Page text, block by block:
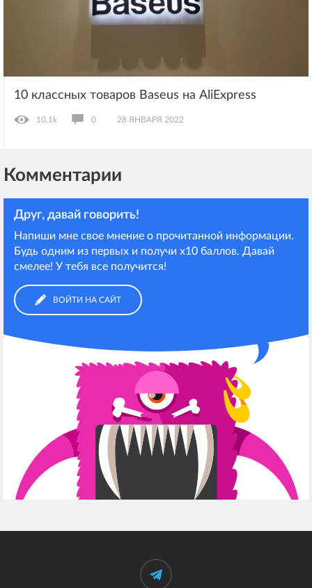
10 классных товаров Baseus на AliExpress
10.1k 0 28 ЯНВАРЯ 2022
Комментарии
Друг, давай говорить!
Напиши мне свое мнение о прочитанной информации.
Будь одним из первых и получи х10 баллов. Давай
смелее! У тебя все получится!
ВОЙТИ НА САЙТ